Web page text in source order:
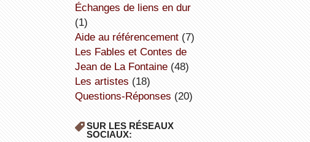
échanges de liens en dur
(1)
aide au référencement(7)
Les Fables et Contes de
Jean de La Fontaine(48)
Les artistes (18)
Questions-Réponses (20)
SUR LES RÉSEAUX
SOCIAUX: